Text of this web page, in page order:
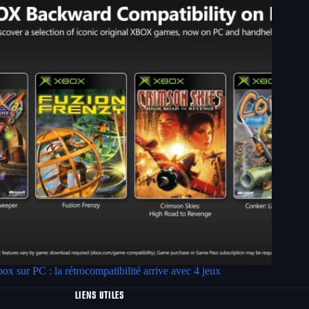
sur PC : la rétrocompatibilité arrive avec 4 jeux
LIENS UTILES